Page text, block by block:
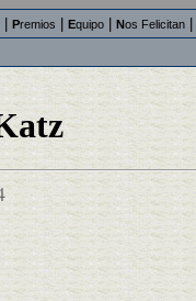
Premios Equipo Nos Felicitan